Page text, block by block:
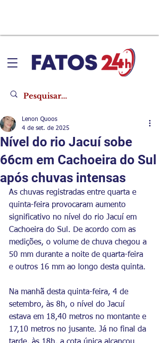
Nível do rio Jacuí sobe
66cm em Cachoeira do Sul
após chuvas intensas
Lenon Quoos
4 de set. de 2025
As chuvas registradas entre quarta e
quinta-feira provocaram aumento
significativo no nível do rio Jacuí em
Cachoeira do Sul. De acordo com as
medições, o volume de chuva chegou a
50 mm durante a noite de quarta-feira
e outros 16 mm ao longo desta quinta.
Na manhã desta quinta-feira, 4 de
setembro, às 8h, o nível do Jacuí
estava em 18,40 metros no montante e
17,10 metros no jusante. Já no final da